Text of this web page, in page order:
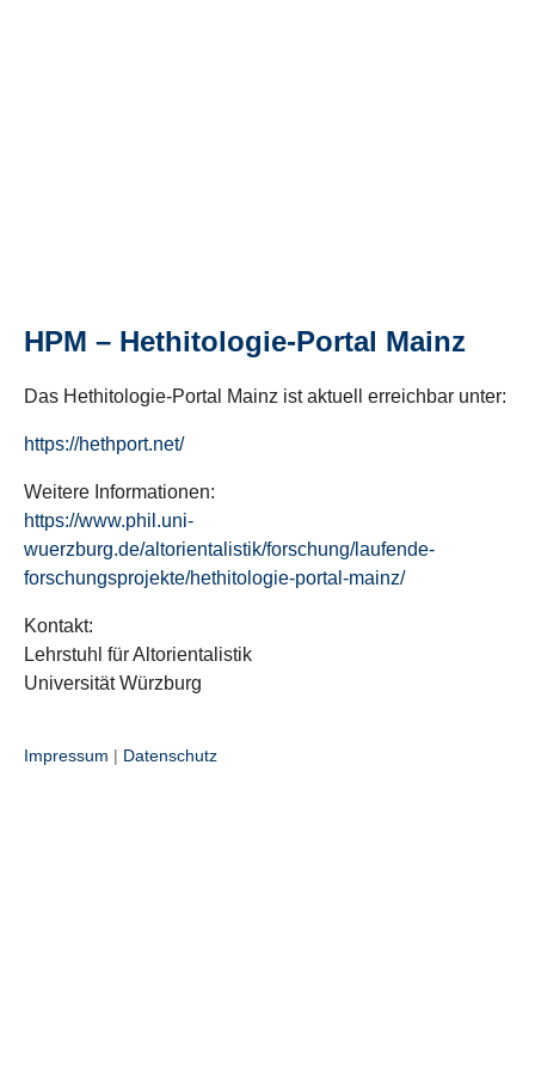
HPM – Hethitologie-Portal Mainz
Das Hethitologie-Portal Mainz ist aktuell erreichbar unter:
https://hethport.net/
Weitere Informationen:
https://www.phil.uni-
wuerzburg.de/altorientalistik/forschung/laufende-
forschungsprojekte/hethitologie-portal-mainz/
Kontakt:
Lehrstuhl für Altorientalistik
Universität Würzburg
Impressum | Datenschutz